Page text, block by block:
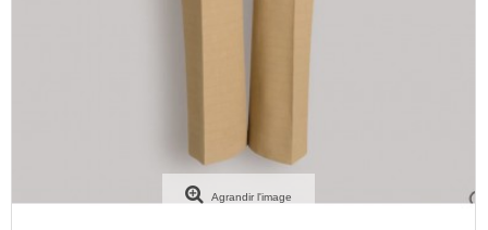
Agrandir l'image